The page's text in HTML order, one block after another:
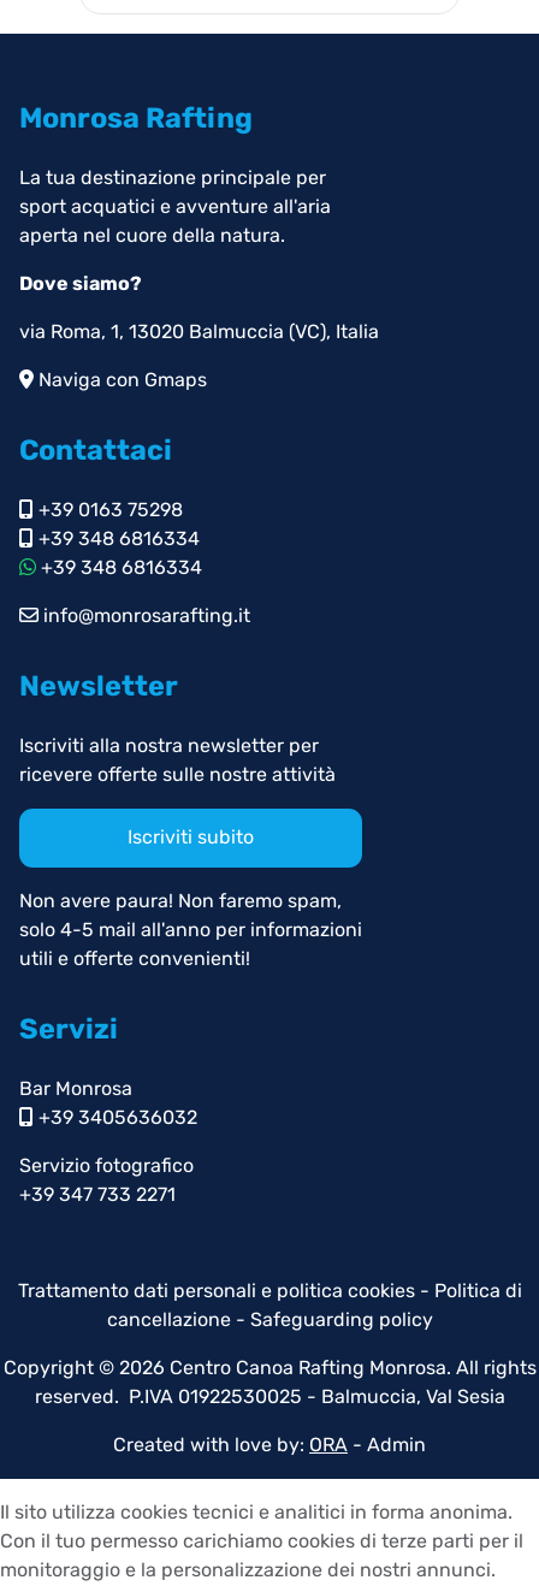
Monrosa Rafting
La tua destinazione principale per
sport acquatici e avventure all'aria
aperta nel cuore della natura.
Dove siamo?
via Roma, 1, 13020 Balmuccia (VC), Italia
Naviga con Gmaps
Contattaci
+39 0163 75298
+39 348 6816334
+39 348 6816334
info@monrosarafting.it
Newsletter
Iscriviti alla nostra newsletter per
ricevere offerte sulle nostre attività
Iscriviti subito
Non avere paura! Non faremo spam,
solo 4-5 mail all'anno per informazioni
utili e offerte convenienti!
Servizi
Bar Monrosa
+39 3405636032
Servizio fotografico
+39 347 733 2271
Trattamento dati personali e politica cookies- Politica di
cancellazione - Safeguarding policy
Copyright © 2026 Centro Canoa Rafting Monrosa. All rights
reserved. P.IVA 01922530025 - Balmuccia, Val Sesia
Created with love by: ORA - Admin
Il sito utilizza cookies tecnici e analitici in forma anonima.
Con il tuo permesso carichiamo cookies di terze parti per il
monitoraggio e la personalizzazione dei nostri annunci.